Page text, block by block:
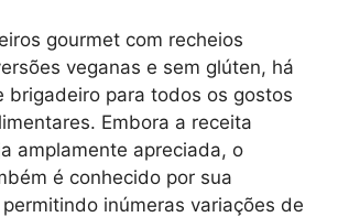
gourmet com recheios
veganas e sem glúten, há
brigadeiro para todos os gostos
Embora a receita
amplamente apreciada, o
é conhecido por sua
inúmeras variações de